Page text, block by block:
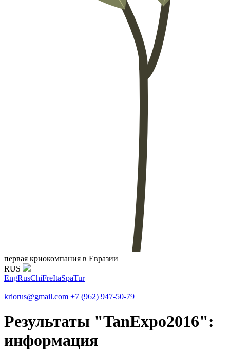
первая криокомпания в Евразии
RUS
EngRusChiFreItaSpaTur
kriorus@gmail.com +7 (962) 947-50-79
Результаты "TanExpo2016":
информация